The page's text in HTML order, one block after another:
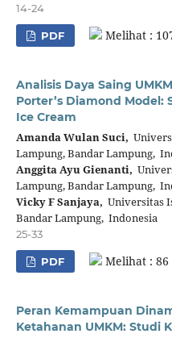
14-24
PDF Melihat :
Analisis Daya Saing
Porter’s Diamond Model:
Ice Cream
Amanda Wulan Suci,
Lampung, Bandar Lampung,
Anggita Ayu Gienanti,
Lampung, Bandar Lampung,
Vicky F Sanjaya, Universitas
Bandar Lampung, Indonesia
25-33
PDF Melihat :
Peran Kemampuan
Ketahanan UMKM: Studi